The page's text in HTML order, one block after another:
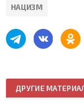
НАЦИЗМ
ДРУГИЕ